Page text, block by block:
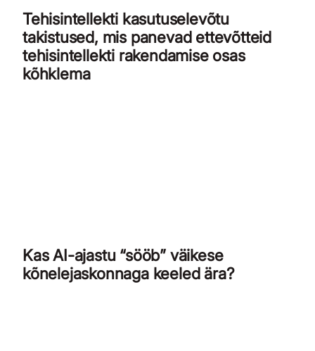
Tehisintellekti kasutuselevõtu
takistused, mis panevad ettevõtteid
tehisintellekti rakendamise osas
kõhklema
Kas AI-ajastu “sööb” väikese
kõnelejaskonnaga keeled ära?